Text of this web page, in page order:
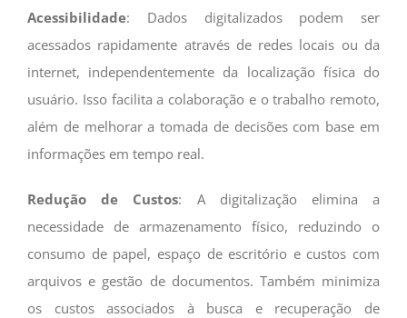
Acessibilidade: Dados digitalizados podem ser
acessados rapidamente através de redes locais ou da
internet, independentemente da localização física do
usuário. Isso facilita a colaboração e o trabalho remoto,
além de melhorar a tomada de decisões com base em
informações em tempo real.
Redução de Custos: A digitalização elimina a
necessidade de armazenamento físico, reduzindo o
consumo de papel, espaço de escritório e custos com
arquivos e gestão de documentos. Também minimiza
os custos associados à busca e recuperação de